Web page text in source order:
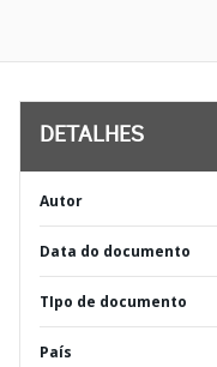
DETALHES
Autor
Data do documento
TIpo de documento
País